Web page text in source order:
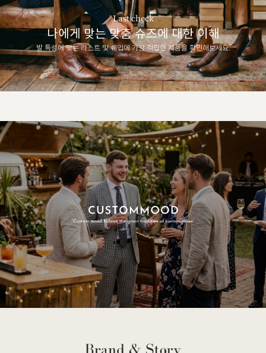
Last check
나에게 맞는 맞춤 슈즈에 대한 이해
발 특성에 맞는 라스트 및 쉐입에 가장 적합한 제품을 확인해보세요.